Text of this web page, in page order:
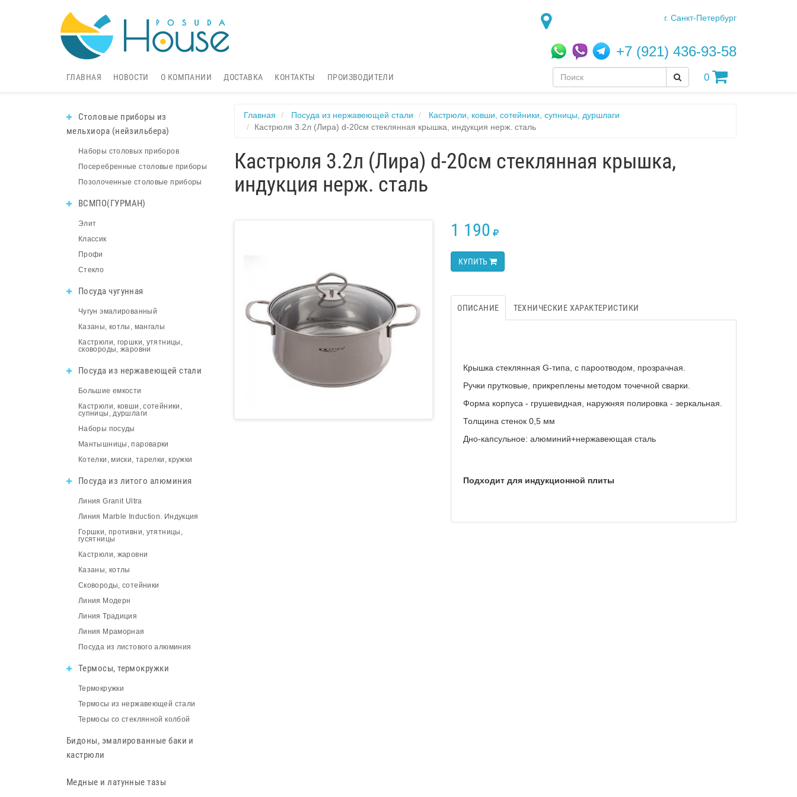
г. Санкт-Петербург
+7 (921) 436-93-58
0
ГЛАВНАЯ НОВОСТИ О КОМПАНИИ ДОСТАВКА КОНТАКТЫ ПРОИЗВОДИТЕЛИ
Столовые приборы из
мельхиора (нейзильбера)
Наборы столовых приборов
Посеребренные столовые приборы
Позолоченные столовые приборы
ВСМПО(ГУРМАН)
Элит
Классик
Профи
Стекло
Посуда чугунная
Чугун эмалированный
Казаны, котлы, мангалы
Кастрюли, горшки, утятницы,
сковороды, жаровни
Посуда из нержавеющей стали
Большие емкости
Кастрюли, ковши, сотейники,
супницы, дуршлаги
Наборы посуды
Мантышницы, пароварки
Котелки, миски, тарелки, кружки
Посуда из литого алюминия
Линия Granit Ultra
Линия Marble Induction. Индукция
Горшки, противни, утятницы,
гусятницы
Кастрюли, жаровни
Казаны, котлы
Сковороды, сотейники
Линия Модерн
Линия Традиция
Линия Мраморная
Посуда из листового алюминия
Термосы, термокружки
Термокружки
Термосы из нержавеющей стали
Термосы со стеклянной колбой
Бидоны, эмалированные баки и
кастрюли
Медные и латунные тазы
Главная Посуда из нержавеющей стали
Кастрюли, ковши, сотейники, супницы, дуршлаги
Кастрюля 3.2л (Лира) d-20см стеклянная крышка, индукция нерж. сталь
Кастрюля 3.2л (Лира) d-20см стеклянная крышка,
индукция нерж. сталь
1 190
КУПИТЬ
ОПИСАНИЕ ТЕХНИЧЕСКИЕ ХАРАКТЕРИСТИКИ
Крышка стеклянная G-типа, с пароотводом, прозрачная.
Ручки прутковые, прикреплены методом точечной сварки.
Форма корпуса - грушевидная, наружняя полировка - зеркальная.
Толщина стенок 0,5 мм
Дно-капсульное: алюминий+нержавеющая сталь
Подходит для индукционной плиты